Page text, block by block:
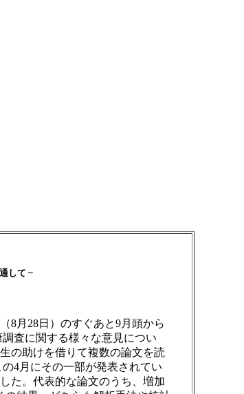
して ~
8月28日）のすぐあと9月頭から
査に関する様々な意見につい
の助けを借りて複数の論文を読
4月にその一部が発表されてい
た。代表的な論文のうち、増加